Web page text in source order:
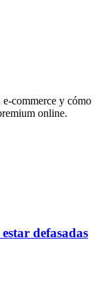
commerce y cómo
online.
defasadas